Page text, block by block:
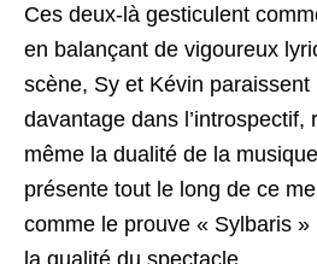
Ces deux-là gesticulent
en balançant de vigoureux
scène, Sy et Kévin
davantage dans l’introspectif,
même la dualité de la
présente tout le long de ce
comme le prouve « Sylbaris
la qualité du spectacle.